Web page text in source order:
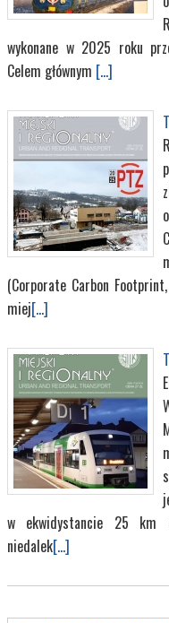
wykonane w 2025 roku
Celem głównym [...]
(Corporate Carbon
miej[...]
w ekwidystancie 25 km
niedalek[...]